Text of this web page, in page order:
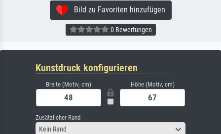
Bild zu Favoriten hinzufügen
0 Bewertungen
Kunstdruck konfigurieren
Breite (Motiv, cm) Höhe (Motiv, cm)
Zusätzlicher Rand
Kein Rand